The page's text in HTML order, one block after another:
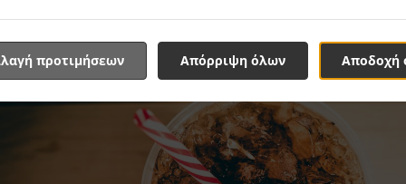
Αποδοχή
Απόρριψη όλων
προτιμήσεων